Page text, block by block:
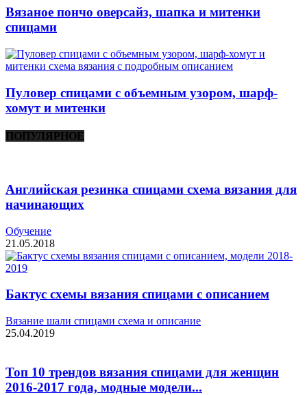
Вязаное пончо оверсайз, шапка и митенки
спицами
Пуловер спицами с объемным узором, шарф-
хомут и митенки
ПОПУЛЯРНОЕ
Английская резинка спицами схема вязания для
начинающих
Обучение
21.05.2018
Бактус схемы вязания спицами с описанием
Вязание шали спицами схема и описание
25.04.2019
Топ 10 трендов вязания спицами для женщин
2016-2017 года, модные модели...